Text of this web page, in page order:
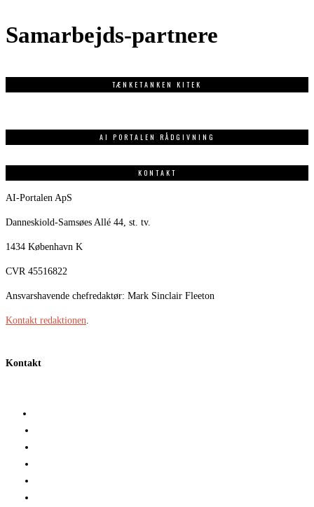
Samarbejds-partnere
TÆNKETANKEN KITEK
AI PORTALEN RÅDGIVNING
KONTAKT
AI-Portalen ApS
Danneskiold-Samsøes Allé 44, st. tv.
1434 København K
CVR 45516822
Ansvarshavende chefredaktør: Mark Sinclair Fleeton
Kontakt redaktionen
Kontakt